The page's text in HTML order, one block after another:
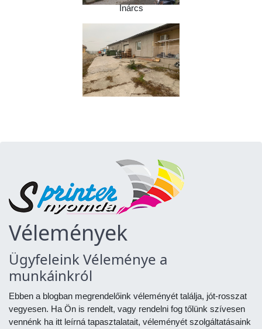
Inárcs
Vélemények
Ügyfeleink Véleménye a
munkáinkról
Ebben a blogban megrendelőink véleményét találja, jót-rosszat
vegyesen. Ha Ön is rendelt, vagy rendelni fog tőlünk szívesen
vennénk ha itt leírná tapasztalatait, véleményét szolgáltatásaink